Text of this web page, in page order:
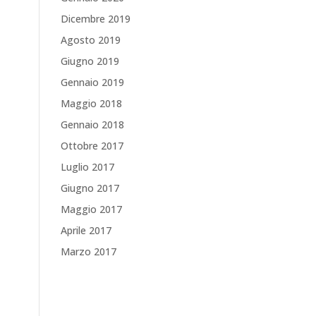
Dicembre 2019
Agosto 2019
Giugno 2019
Gennaio 2019
Maggio 2018
Gennaio 2018
Ottobre 2017
Luglio 2017
Giugno 2017
Maggio 2017
Aprile 2017
Marzo 2017